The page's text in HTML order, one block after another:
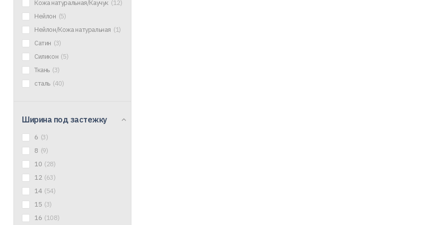
Кожа натуральная/Каучук (12)
Нейлон (5)
Нейлон/Кожа натуральная (1)
Сатин (3)
Силикон (5)
Ткань (3)
сталь (40)
Ширина под застежку
6 (3)
8 (9)
10 (28)
12 (63)
14 (54)
15 (3)
16 (108)